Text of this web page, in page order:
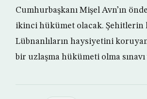
Cumhurbaşkanı Mişel Avn’ın
ikinci hükümet olacak. Şehitlerin
Lübnanlıların haysiyetini
bir uzlaşma hükümeti olma sınavı